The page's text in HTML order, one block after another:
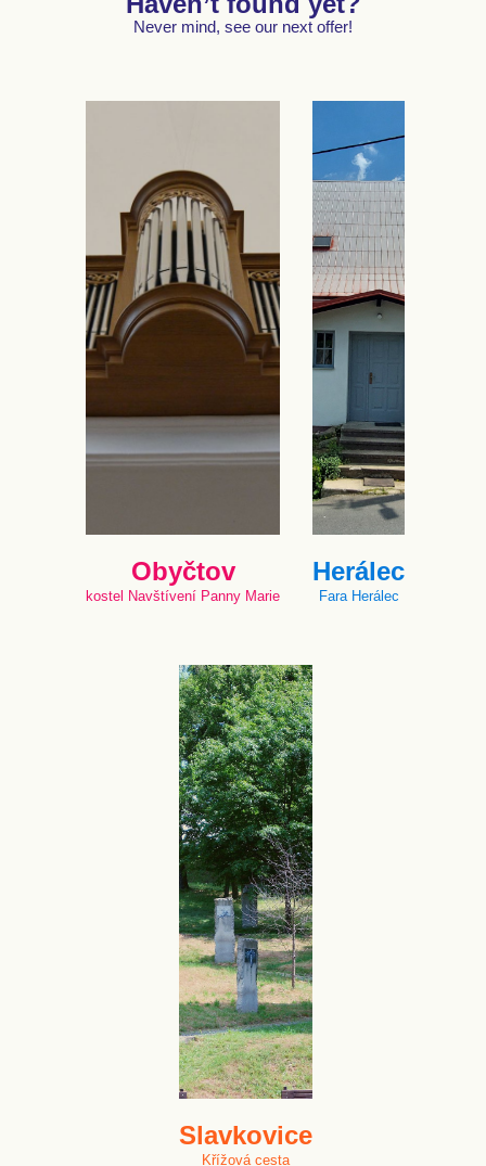
Never mind, see our next offer!
Obyčtov
kostel Navštívení Panny Marie
Herálec
Fara Herálec
Slavkovice
Křížová cesta